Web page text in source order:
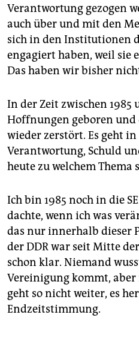
Verantwortung gezogen
auch über und mit den
sich in den Institutionen
engagiert haben, weil sie
Das haben wir bisher
In der Zeit zwischen 1985
Hoffnungen geboren und
wieder zerstört. Es geht
Verantwortung, Schuld
heute zu welchem Thema
Ich bin 1985 noch in die
dachte, wenn ich was
das nur innerhalb dieser
der DDR war seit Mitte
schon klar. Niemand
Vereinigung kommt, aber
geht so nicht weiter, es
Endzeitstimmung.